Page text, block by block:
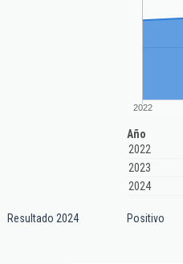
2022
Año
2022
2023
2024
Resultado 2024 Positivo